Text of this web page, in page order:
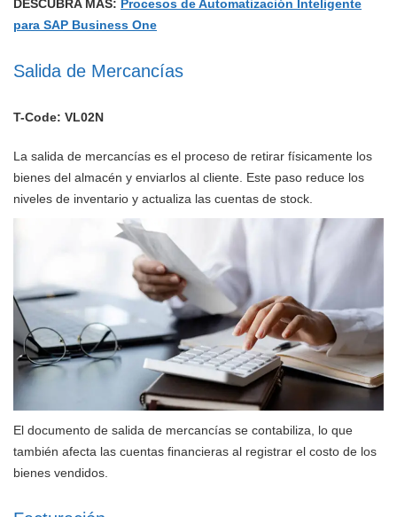
DESCUBRA MÁS: Procesos de Automatización Inteligente
para SAP Business One
Salida de Mercancías
T-Code: VL02N
La salida de mercancías es el proceso de retirar físicamente los
bienes del almacén y enviarlos al cliente. Este paso reduce los
niveles de inventario y actualiza las cuentas de stock.
El documento de salida de mercancías se contabiliza, lo que
también afecta las cuentas financieras al registrar el costo de los
bienes vendidos.